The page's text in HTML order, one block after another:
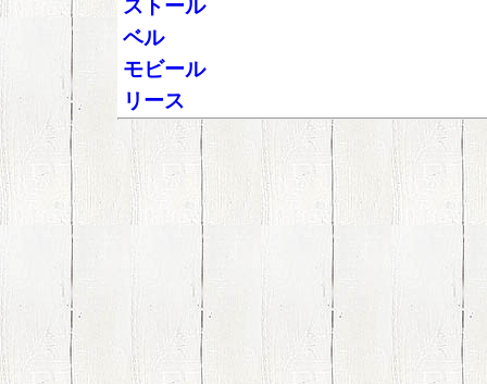
ストール
ベル
モビール
リース